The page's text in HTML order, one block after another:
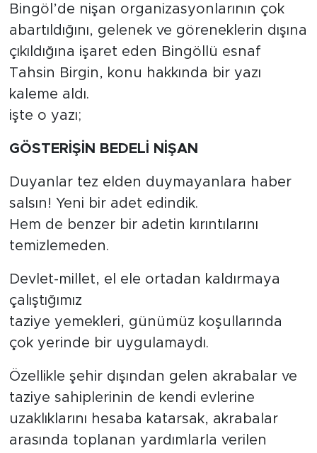
Bingöl’de nişan organizasyonlarının çok
abartıldığını, gelenek ve göreneklerin dışına
çıkıldığına işaret eden Bingöllü esnaf
Tahsin Birgin, konu hakkında bir yazı
kaleme aldı.
işte o yazı;
GÖSTERİŞİN BEDELİ NİŞAN
Duyanlar tez elden duymayanlara haber
salsın! Yeni bir adet edindik.
Hem de benzer bir adetin kırıntılarını
temizlemeden.
Devlet-millet, el ele ortadan kaldırmaya
çalıştığımız
taziye yemekleri, günümüz koşullarında
çok yerinde bir uygulamaydı.
Özellikle şehir dışından gelen akrabalar ve
taziye sahiplerinin de kendi evlerine
uzaklıklarını hesaba katarsak, akrabalar
arasında toplanan yardımlarla verilen
Tavz Der
Bingöl Kaza Haberleri